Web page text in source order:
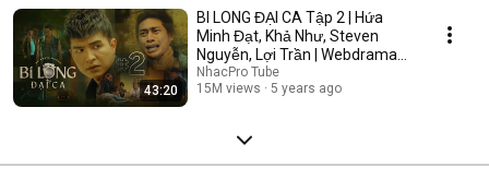
43:20
BI LONG ĐẠI CA Tập 2 | Hứa
Minh Đạt, Khả Như, Steven
Nguyễn, Lợi Trần | Webdrama
Yang Hồ 2021
NhacPro Tube
15M views
5 years ago